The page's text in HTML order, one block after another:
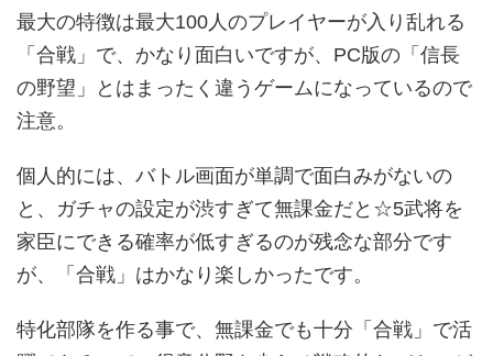
最大の特徴は最大100人のプレイヤーが入り乱れる
「合戦」で、かなり面白いですが、PC版の「信長
の野望」とはまったく違うゲームになっているので
注意。
個人的には、バトル画面が単調で面白みがないの
と、ガチャの設定が渋すぎて無課金だと☆5武将を
家臣にできる確率が低すぎるのが残念な部分です
が、「合戦」はかなり楽しかったです。
特化部隊を作る事で、無課金でも十分「合戦」で活